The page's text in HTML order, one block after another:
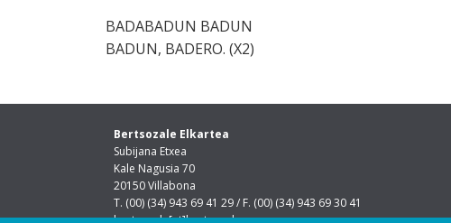
BADABADUN BADUN
BADUN, BADERO. (X2)
Bertsozale Elkartea
Subijana Etxea
Kale Nagusia 70
20150 Villabona
T. (00) (34) 943 69 41 29 / F. (00) (34) 943 69 30 41
bertsozale[at]bertsozale.eus